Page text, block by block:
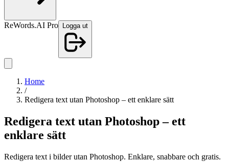
ReWords.AI Pro Logga ut
Home
/
Redigera text utan Photoshop – ett enklare sätt
Redigera text utan Photoshop – ett
enklare sätt
Redigera text i bilder utan Photoshop. Enklare, snabbare och gratis.